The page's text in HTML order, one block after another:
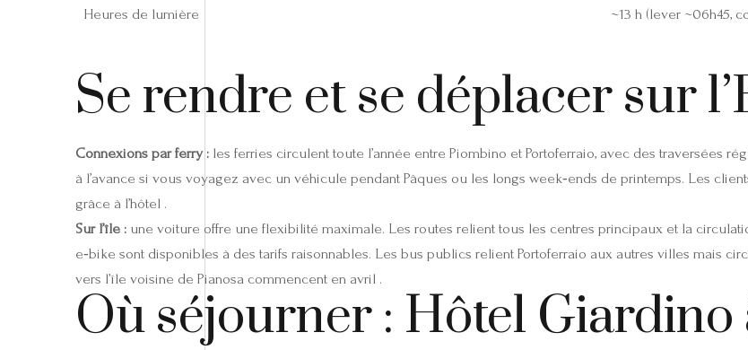
Heures de lumière ~13 h (lever ~06h45,
Se rendre et se déplacer sur
Connexions par ferry : les ferries circulent toute l’année entre Piombino et Portoferraio, avec des traversées
à l’avance si vous voyagez avec un véhicule pendant Pâques ou les longs week‑ends de printemps. Les
grâce à l’hôtel .
Sur l’île : une voiture offre une flexibilité maximale. Les routes relient tous les centres principaux et la
e‑bike sont disponibles à des tarifs raisonnables. Les bus publics relient Portoferraio aux autres villes mais
vers l’île voisine de Pianosa commencent en avril .
Où séjourner : Hôtel Giardino